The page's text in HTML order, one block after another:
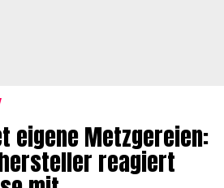
eigene Metzgereien:
reagiert